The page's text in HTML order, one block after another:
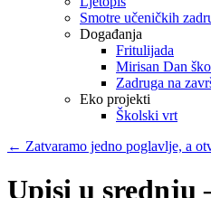
Smotre učeničkih
Događanja
Fritulijada
Mirisan Dan
Zadruga na
Eko projekti
Školski vrt
← Zatvaramo jedno poglavlje, a
Upisi u srednju